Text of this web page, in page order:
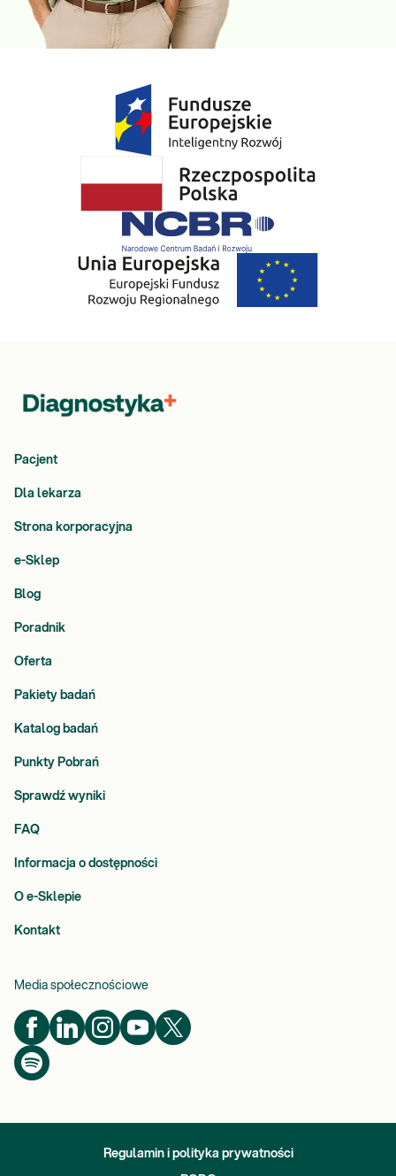
Pacjent
Dla lekarza
Strona korporacyjna
e-Sklep
Blog
Poradnik
Oferta
Pakiety badań
Katalog badań
Punkty Pobrań
Sprawdź wyniki
FAQ
Informacja o dostępności
O e-Sklepie
Kontakt
Media społecznościowe
Regulamin i polityka prywatności